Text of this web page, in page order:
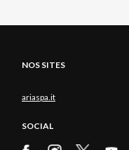
NOS SITES
ariaspa.it
SOCIAL